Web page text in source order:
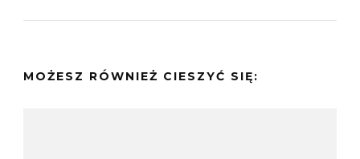
MOŻESZ RÓWNIEŻ CIESZYĆ SIĘ: